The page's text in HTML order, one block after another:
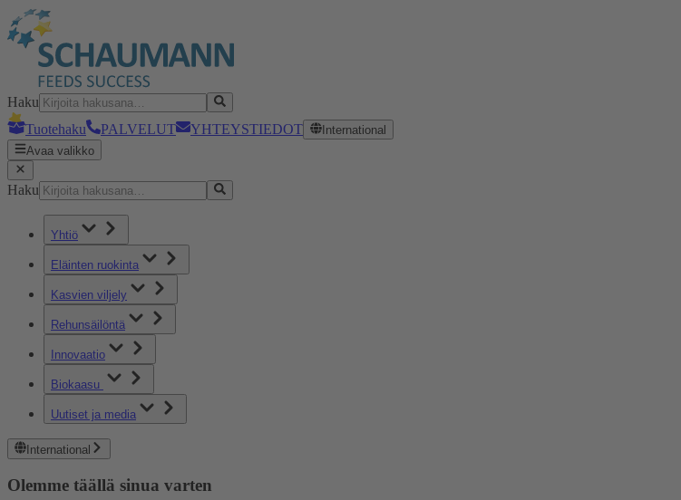
Haku
Tuotehaku
PALVELUT YHTEYSTIEDOT
International
Avaa valikko
Haku
Yhtiö
Eläinten ruokinta
Kasvien viljely
Rehunsäilöntä
Innovaatio
Biokaasu
Uutiset ja media
International
Olemme täällä sinua varten